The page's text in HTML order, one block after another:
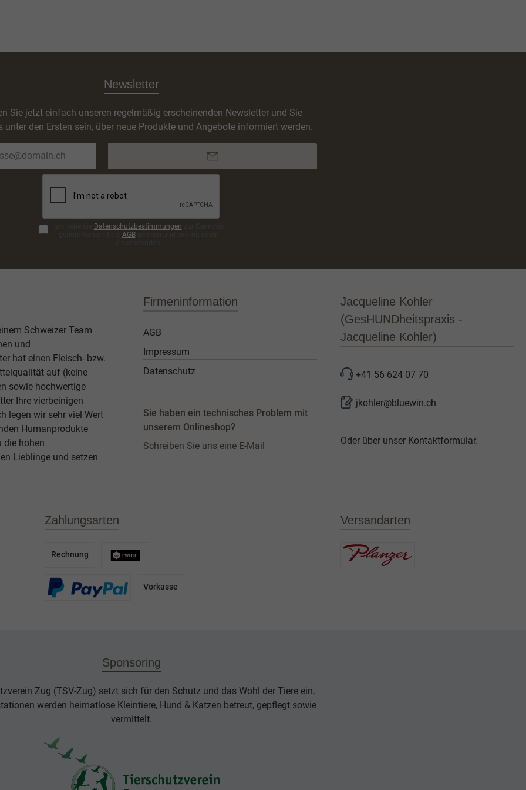
Newsletter
Sie jetzt einfach unseren regelmäßig erscheinenden Newsletter und Sie
unter den Ersten sein, über neue Produkte und Angebote informiert werden.
Mail-
Adresse*
Datenschutzbestimmungen
AGBgelesen und bin mit ihnen
Schweizer Team
und
hat einen Fleisch- bzw.
auf (keine
sowie hochwertige
Ihre vierbeinigen
legen wir sehr viel Wert
Humanprodukte
die hohen
Lieblinge und setzen
Firmeninformation
AGB
Impressum
Datenschutz
Sie haben ein technisches Problem mit
unserem Onlineshop?
Schreiben Sie uns eine E-Mail
Jacqueline Kohler
(GesHUNDheitspraxis -
Jacqueline Kohler)
+41 56 624 07 70
jkohler@bluewin.ch
Oder über unser Kontaktformular.
Zahlungsarten
Rechnung
Vorkasse
Versandarten
Sponsoring
Zug (TSV-Zug) setzt sich für den Schutz und das Wohl der Tiere ein.
werden heimatlose Kleintiere, Hund & Katzen betreut, gepflegt sowie
vermittelt.